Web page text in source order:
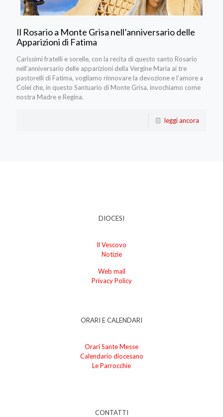
Il Rosario a Monte Grisa nell’anniversario delle
Apparizioni di Fatima
Carissimi fratelli e sorelle, con la recita di questo santo Rosario
nell’anniversario delle apparizioni della Vergine Maria ai tre
pastorelli di Fatima, vogliamo rinnovare la devozione e l’amore a
Colei che, in questo Santuario di Monte Grisa, invochiamo come
nostra Madre e Regina.
leggi ancora
DIOCESI
Il Vescovo
Notizie
Web mail
Privacy Policy
ORARI E CALENDARI
Orari Sante Messe
Calendario diocesano
Le Parrocchie
CONTATTI